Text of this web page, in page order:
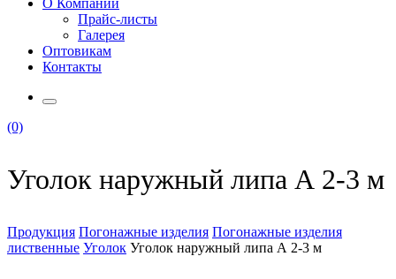
О Компании
Прайс-листы
Галерея
Оптовикам
Контакты
(0)
Уголок наружный липа А 2-3 м
Продукция Погонажные изделия Погонажные изделия
лиственные Уголок Уголок наружный липа А 2-3 м